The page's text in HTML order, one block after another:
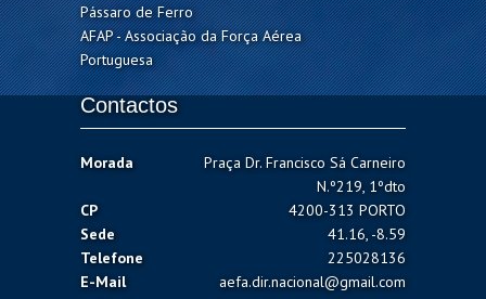
Pássaro de Ferro
AFAP - Associação da Força Aérea
Portuguesa
Contactos
Morada
Praça Dr. Francisco Sá Carneiro
N.º219, 1ºdto
CP
4200-313 PORTO
Sede
41.16, -8.59
Telefone
225028136
E-Mail
aefa.dir.nacional@gmail.com